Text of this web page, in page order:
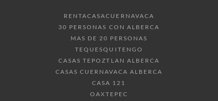
RENTACASACUERNAVACA
30 PERSONAS CON ALBERCA
MAS DE 20 PERSONAS
TEQUESQUITENGO
CASAS TEPOZTLAN ALBERCA
CASAS CUERNAVACA ALBERCA
CASA 121
OAXTEPEC